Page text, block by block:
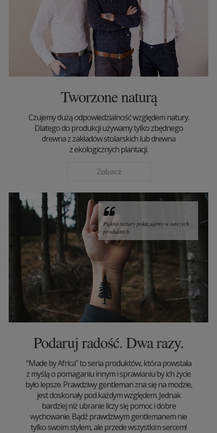
Tworzone naturą
Czujemy dużą odpowiedzialność względem natury.
Dlatego do produkcji używamy tylko zbędnego
drewna z zakładów stolarskich lub drewna
z ekologicznych plantacji.
Zobacz
Piękno natury pokazujemy w naszych
produktach.
Podaruj radość. Dwa razy.
“Made by Africa” to seria produktów, która powstała
z myślą o pomaganiu innym i sprawianiu by ich życie
było lepsze. Prawdziwy gentleman zna się na modzie,
jest doskonały pod każdym względem. Jednak
bardziej niż ubranie liczy się pomoc i dobre
wychowanie. Bądź prawdziwym gentlemanem nie
tylko swoim stylem, ale przede wszystkim sercem!